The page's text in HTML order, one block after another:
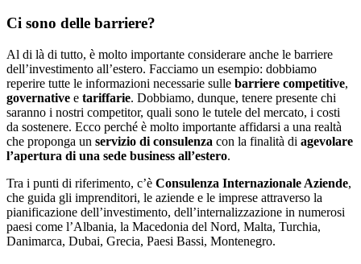
Ci sono delle barriere?
Al di là di tutto, è molto importante considerare anche le barriere
dell’investimento all’estero. Facciamo un esempio: dobbiamo
reperire tutte le informazioni necessarie sulle barriere competitive,
governative e tariffarie. Dobbiamo, dunque, tenere presente chi
saranno i nostri competitor, quali sono le tutele del mercato, i costi
da sostenere. Ecco perché è molto importante affidarsi a una realtà
che proponga un servizio di consulenza con la finalità di agevolare
l’apertura di una sede business all’estero.
Tra i punti di riferimento, c’è Consulenza Internazionale Aziende,
che guida gli imprenditori, le aziende e le imprese attraverso la
pianificazione dell’investimento, dell’internalizzazione in numerosi
paesi come l’Albania, la Macedonia del Nord, Malta, Turchia,
Danimarca, Dubai, Grecia, Paesi Bassi, Montenegro.